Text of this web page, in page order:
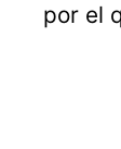
por el